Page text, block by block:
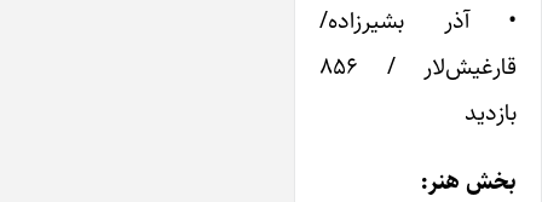
• آذر بشیرزاده/
قارغیش‌لار / ۸۵۶
بازدید
بخش هنر: